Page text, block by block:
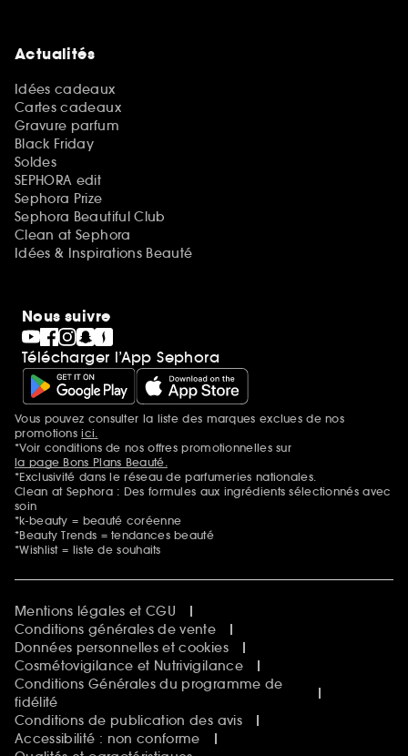
Actualités
Idées cadeaux
Cartes cadeaux
Gravure parfum
Black Friday
Soldes
SEPHORA edit
Sephora Prize
Sephora Beautiful Club
Clean at Sephora
Idées & Inspirations Beauté
Nous suivre
Télécharger l’App Sephora
Mentions additionnelles
Vous pouvez consulter la liste des marques exclues de nos
promotionsici.
*Voir conditions de nos offres promotionnelles sur
la page Bons Plans Beauté.
*Exclusivité dans le réseau de parfumeries nationales.
Clean at Sephora : Des formules aux ingrédients sélectionnés avec
soin
*k-beauty = beauté coréenne
*Beauty Trends = tendances beauté
*Wishlist = liste de souhaits
Mentions légales et CGU
Conditions générales de vente
Données personnelles et cookies
Cosmétovigilance et Nutrivigilance
Conditions Générales du programme de
fidélité
Conditions de publication des avis
Accessibilité : non conforme